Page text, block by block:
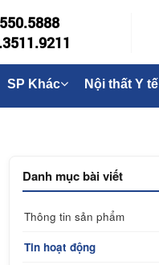
SP Khác Nội thất Y tế
Danh mục bài viết
Thông tin sản phẩm
Tin hoạt động